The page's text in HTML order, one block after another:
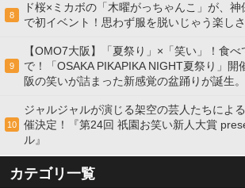
8
ド桜×ミカボの「木曜がっちゃんこ」が、
で初イベント！思わず服を脱いじゃう楽し
9
【OMO7大阪】「夏祭り」×「笑い」！食
で！「OSAKA PIKAPIKA NIGHT夏祭り」開
阪の笑いが詰まった新感覚の盆踊りが誕生。
10
ジャルジャルが演じる架空の芸人たちによ
催決定！『第24回 祇園お笑い新人大賞
ル』
カテゴリ一覧